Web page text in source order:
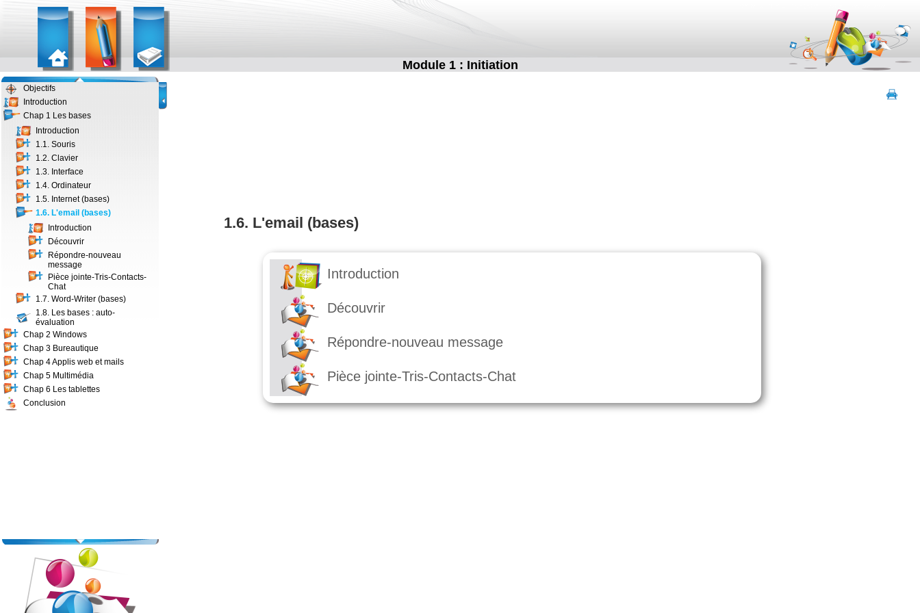
Module 1 : Initiation
Objectifs
Introduction
Chap 1 Les bases
Introduction
1.1. Souris
1.2. Clavier
1.3. Interface
1.4. Ordinateur
1.5. Internet (bases)
1.6. L'email (bases)
Introduction
Découvrir
Répondre-nouveau
message
Pièce jointe-Tris-Contacts-
Chat
1.7. Word-Writer (bases)
1.8. Les bases : auto-
évaluation
Chap 2 Windows
Chap 3 Bureautique
Chap 4 Applis web et mails
Chap 5 Multimédia
Chap 6 Les tablettes
Conclusion
1.6. L'email (bases)
Introduction
Découvrir
Répondre-nouveau message
Pièce jointe-Tris-Contacts-Chat